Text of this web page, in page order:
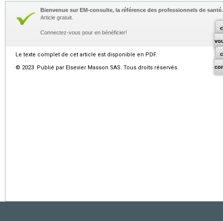
Bienvenue sur EM-consulte, la référence des professionnels de santé.
Article gratuit.
Connectez-vous pour en bénéficier!
Le texte complet de cet article est disponible en PDF.
© 2023 Publié par Elsevier Masson SAS. Tous droits réservés.